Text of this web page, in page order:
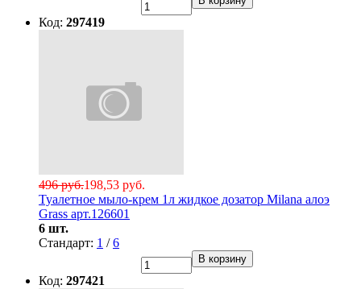
Код: 297419
198,53 руб.
496 руб.
Туалетное мыло-крем 1л жидкое дозатор Milana алоэ
Grass арт.126601
6 шт.
Стандарт: 1 /6
В корзину
Код: 297421